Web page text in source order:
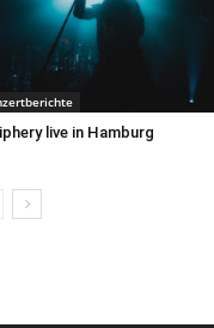
live in Hamburg